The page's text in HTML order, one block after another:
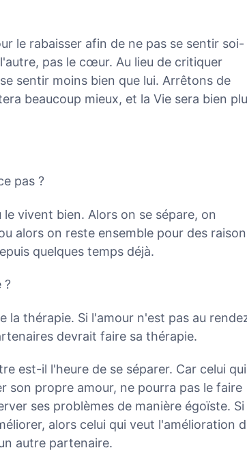
le rabaisser afin de ne pas se sentir soi-
pas le cœur. Au lieu de critiquer
sentir moins bien que lui. Arrêtons de
beaucoup mieux, et la Vie sera bien
pas ?
vivent bien. Alors on se sépare, on
alors on reste ensemble pour des
quelques temps déjà.
?
la thérapie. Si l'amour n'est pas au
devrait faire sa thérapie.
est-il l'heure de se séparer. Car celui qui
son propre amour, ne pourra pas le faire
ses problèmes de manière égoïste. Si
alors celui qui veut l'amélioration
autre partenaire.